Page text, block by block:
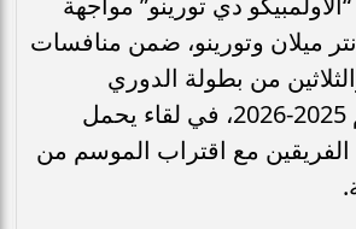
ميلان وتورينو، ضمن منافسات
من بطولة الدوري
الإيطالي لموسم 2025-2026، في لقاء يحمل
الفريقين مع اقتراب الموسم من